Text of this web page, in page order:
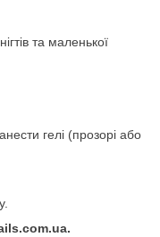
та маленької
гелі (прозорі або